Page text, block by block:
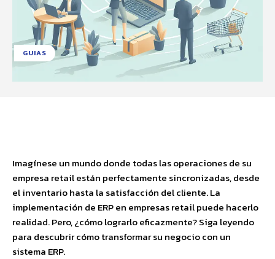
GUIAS
Imagínese un mundo donde todas las operaciones de su
empresa retail están perfectamente sincronizadas, desde
el inventario hasta la satisfacción del cliente. La
implementación de ERP en empresas retail puede hacerlo
realidad. Pero, ¿cómo lograrlo eficazmente? Siga leyendo
para descubrir cómo transformar su negocio con un
sistema ERP.